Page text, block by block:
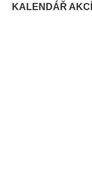
KALENDÁŘ AKCÍ